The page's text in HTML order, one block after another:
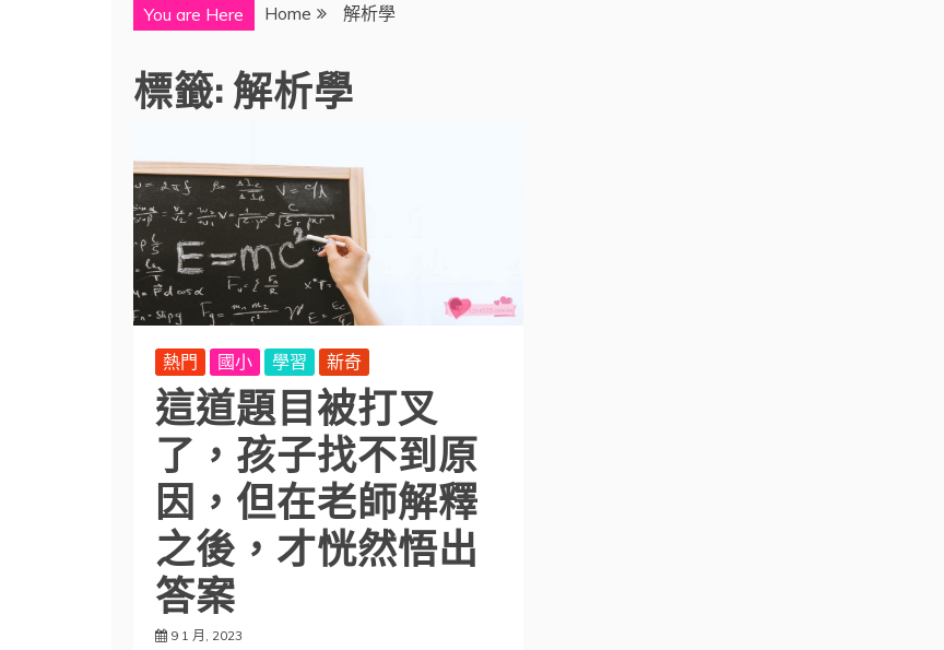
You are Here Home 解析學
標籤:解析學
熱門 國小 學習 新奇
這道題目被打叉
了，孩子找不到原
因，但在老師解釋
之後，才恍然悟出
答案
9 1 月, 2023